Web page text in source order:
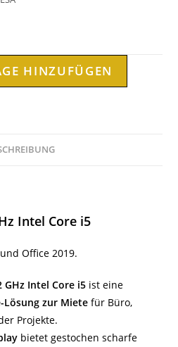
HINZUFÜGEN
Intel Core i5
Office 2019.
GHz Intel Core i5 ist eine
Lösung zur Miete für Büro,
Projekte.
bietet gestochen scharfe